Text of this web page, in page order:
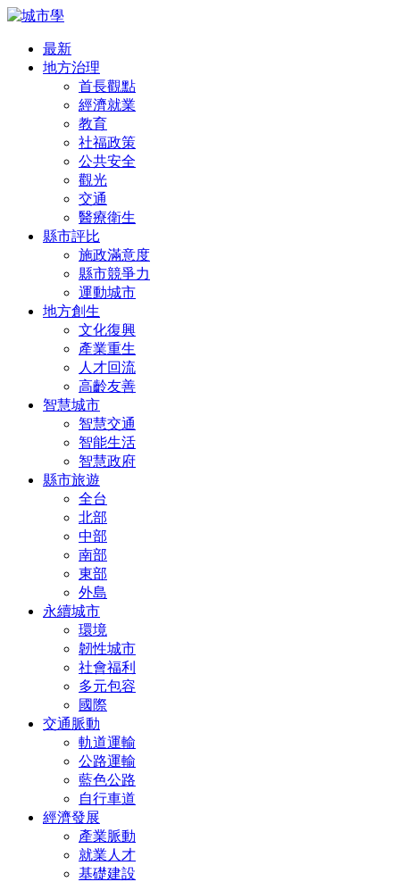
最新
地方治理
首長觀點
經濟就業
教育
社福政策
公共安全
觀光
交通
醫療衛生
縣市評比
施政滿意度
縣市競爭力
運動城市
地方創生
文化復興
產業重生
人才回流
高齡友善
智慧城市
智慧交通
智能生活
智慧政府
縣市旅遊
全台
北部
中部
南部
東部
外島
永續城市
環境
韌性城市
社會福利
多元包容
國際
交通脈動
軌道運輸
公路運輸
藍色公路
自行車道
經濟發展
產業脈動
就業人才
基礎建設